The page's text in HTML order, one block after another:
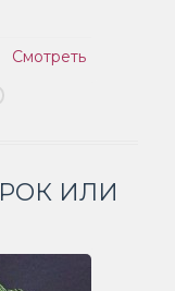
Смотреть
ИЛИ